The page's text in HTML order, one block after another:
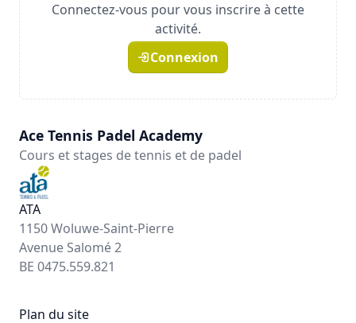
Connectez-vous pour vous inscrire à cette
activité.
Connexion
Ace Tennis Padel Academy
Cours et stages de tennis et de padel
ATA
1150 Woluwe-Saint-Pierre
Avenue Salomé 2
BE 0475.559.821
Plan du site